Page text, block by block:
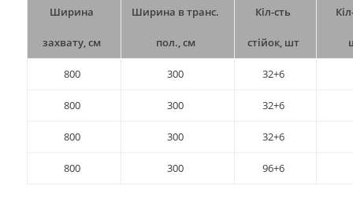
Ширина
захвату, см
Ширина в транс.
пол., см
Кіл-сть
стійок, шт
800 300 32+6
800 300 32+6
800 300 32+6
800 300 96+6